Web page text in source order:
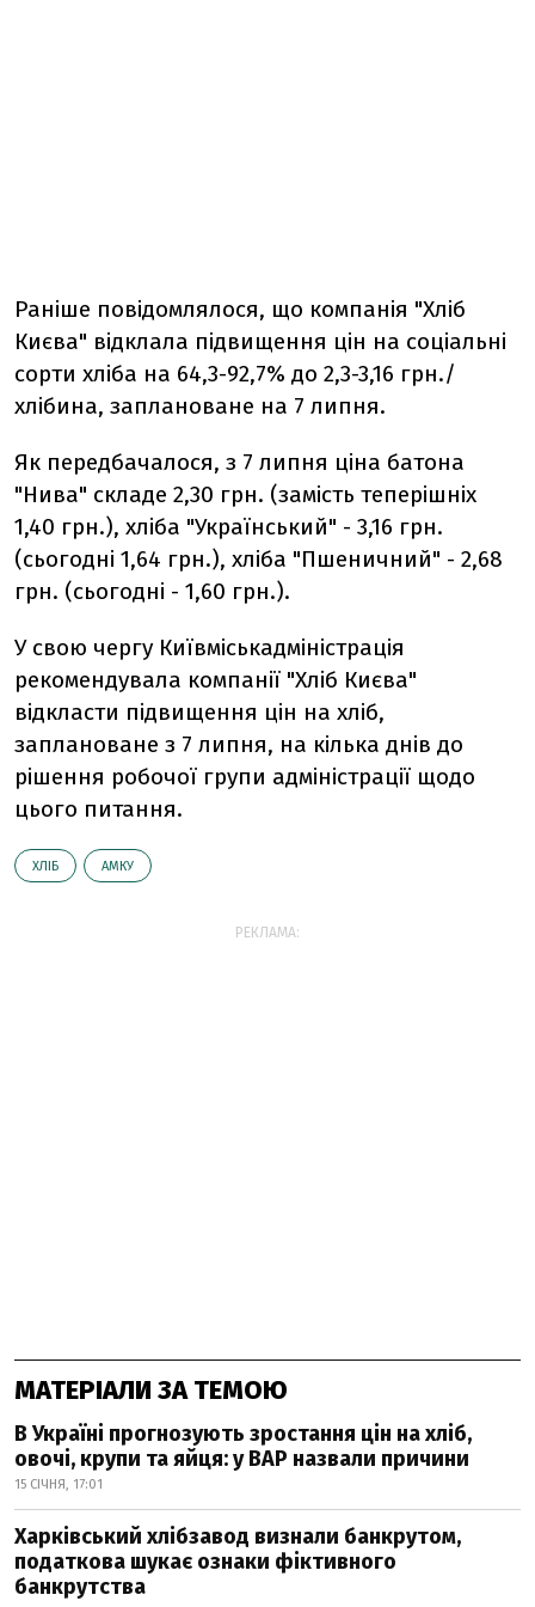
Раніше повідомлялося, що компанія "Хліб
Києва" відклала підвищення цін на соціальні
сорти хліба на 64,3-92,7% до 2,3-3,16 грн./
хлібина, заплановане на 7 липня.
Як передбачалося, з 7 липня ціна батона
"Нива" складе 2,30 грн. (замість теперішніх
1,40 грн.), хліба "Український" - 3,16 грн.
(сьогодні 1,64 грн.), хліба "Пшеничний" - 2,68
грн. (сьогодні - 1,60 грн.).
У свою чергу Київміськадміністрація
рекомендувала компанії "Хліб Києва"
відкласти підвищення цін на хліб,
заплановане з 7 липня, на кілька днів до
рішення робочої групи адміністрації щодо
цього питання.
ХЛІБ АМКУ
РЕКЛАМА:
МАТЕРІАЛИ ЗА ТЕМОЮ
В Україні прогнозують зростання цін на хліб,
овочі, крупи та яйця: у ВАР назвали причини
15 СІЧНЯ, 17:01
Харківський хлібзавод визнали банкрутом,
податкова шукає ознаки фіктивного
банкрутства